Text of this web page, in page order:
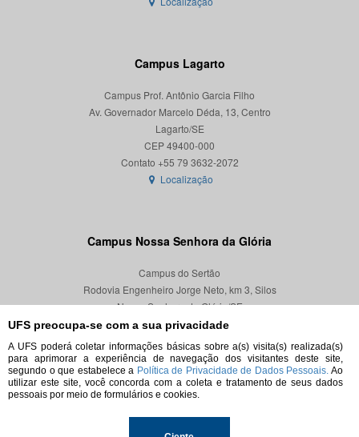
UFS preocupa-se com a sua privacidade
A UFS poderá coletar informações básicas sobre a(s) visita(s) realizada(s)
para aprimorar a experiência de navegação dos visitantes deste site,
segundo o que estabelece a Política de Privacidade de Dados Pessoais. Ao
utilizar este site, você concorda com a coleta e tratamento de seus dados
pessoais por meio de formulários e cookies.
Campus Lagarto
Campus Prof. Antônio Garcia Filho
Av. Governador Marcelo Déda, 13, Centro
Lagarto/SE
CEP 49400-000
Localização
Campus Nossa Senhora da Glória
Campus do Sertão
Rodovia Engenheiro Jorge Neto, km 3, Silos
Nossa Senhora da Glória/SE
CEP 49680-000
Localização